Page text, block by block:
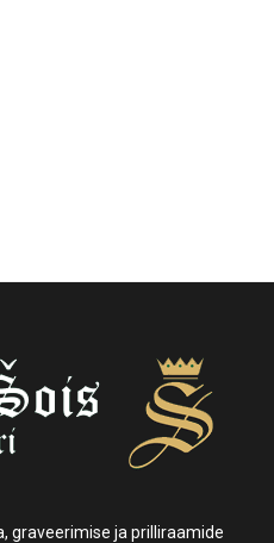
graveerimise ja prilliraamide